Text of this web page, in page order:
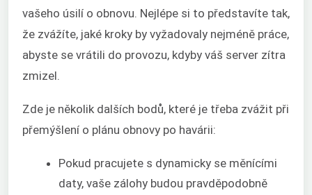
vašeho úsilí o obnovu. Nejlépe si to představíte tak,
že zvážíte, jaké kroky by vyžadovaly nejméně práce,
abyste se vrátili do provozu, kdyby váš server zítra
zmizel.
Zde je několik dalších bodů, které je třeba zvážit při
přemýšlení o plánu obnovy po havárii:
Pokud pracujete s dynamicky se měnícími
daty, vaše zálohy budou pravděpodobně